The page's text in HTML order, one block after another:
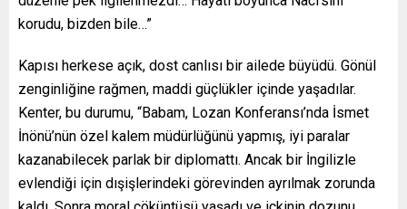
korudu, bizden bile…”
Kapısı herkese açık, dost canlısı bir ailede büyüdü. Gönül
zenginliğine rağmen, maddi güçlükler içinde yaşadılar.
Kenter, bu durumu, “Babam, Lozan Konferansı’nda İsmet
İnönü’nün özel kalem müdürlüğünü yapmış, iyi paralar
kazanabilecek parlak bir diplomattı. Ancak bir İngilizle
evlendiği için dışişlerindeki görevinden ayrılmak zorunda